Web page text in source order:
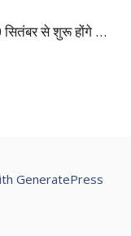
सितंबर से शुरू होंगे …
GeneratePress